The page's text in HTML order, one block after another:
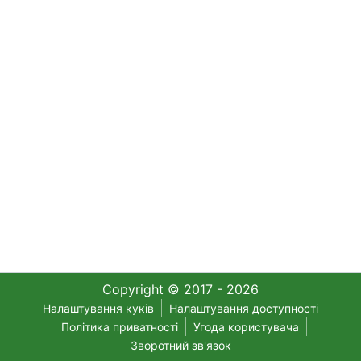
Copyright © 2017 - 2026
Налаштування куків
Налаштування доступності
Політика приватності
Угода користувача
Зворотний зв'язок